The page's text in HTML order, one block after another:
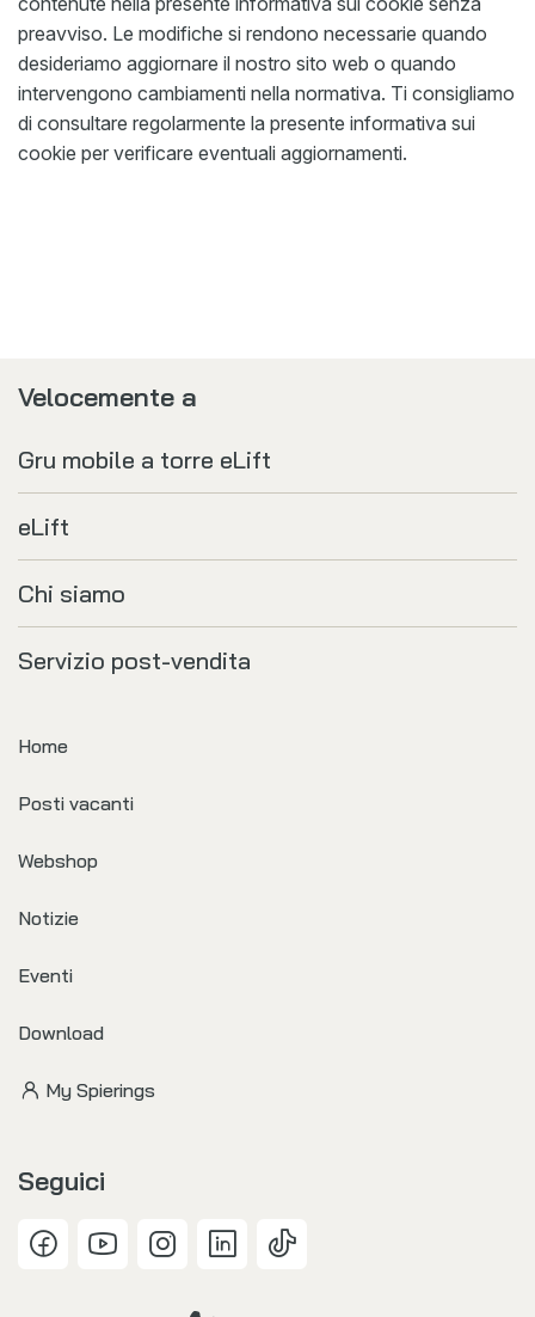
preavviso. Le modifiche si rendono necessarie quando
desideriamo aggiornare il nostro sito web o quando
intervengono cambiamenti nella normativa. Ti consigliamo
di consultare regolarmente la presente informativa sui
cookie per verificare eventuali aggiornamenti.
Velocemente a
Gru mobile a torre eLift
eLift
Chi siamo
Servizio post-vendita
Home
Posti vacanti
Webshop
Notizie
Eventi
Download
My Spierings
Seguici